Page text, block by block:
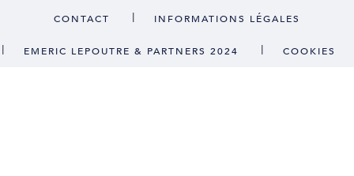
CONTACT | INFORMATIONS LÉGALES
| EMERIC LEPOUTRE & PARTNERS 2024 | COOKIES